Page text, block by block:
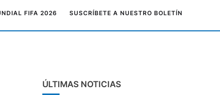
FIFA 2026 SUSCRÍBETE A NUESTRO BOLETÍN
ÚLTIMAS NOTICIAS